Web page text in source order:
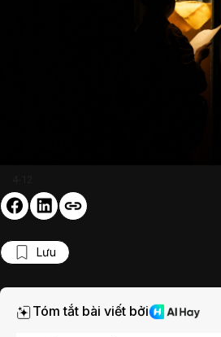
Lưu
Tóm tắt bài viết bởi